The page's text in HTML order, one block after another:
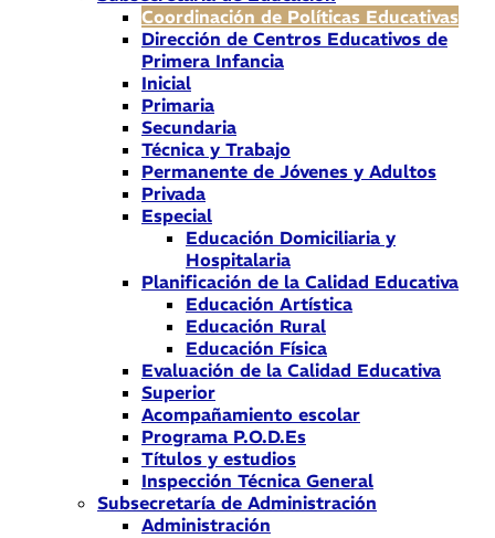
Coordinación de Políticas Educativas
Dirección de Centros Educativos de
Primera Infancia
Inicial
Primaria
Secundaria
Técnica y Trabajo
Permanente de Jóvenes y Adultos
Privada
Especial
Educación Domiciliaria y
Hospitalaria
Planificación de la Calidad Educativa
Educación Artística
Educación Rural
Educación Física
Evaluación de la Calidad Educativa
Superior
Acompañamiento escolar
Programa P.O.D.Es
Títulos y estudios
Inspección Técnica General
Subsecretaría de Administración
Administración